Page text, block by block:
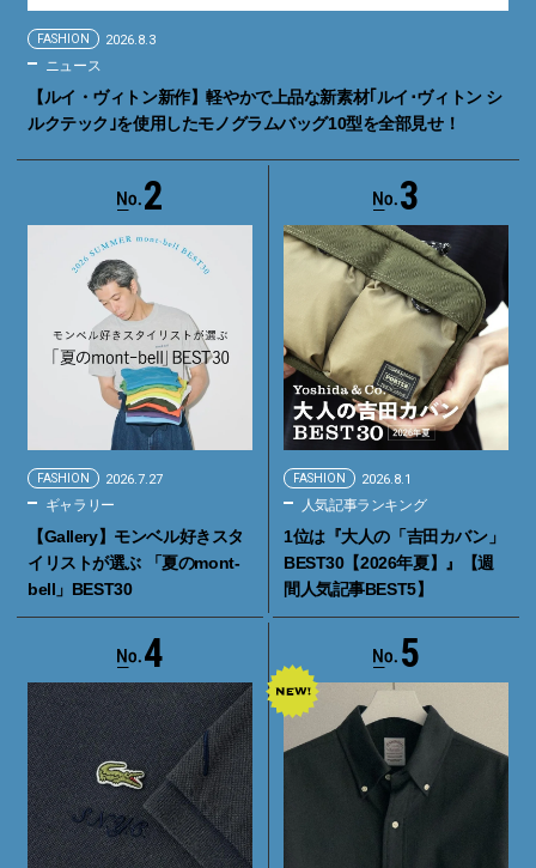
FASHION 2026.8.3
ニュース
【ルイ・ヴィトン新作】軽やかで上品な新素材｢ルイ･ヴィトン シ
ルクテック｣を使用したモノグラムバッグ10型を全部見せ！
2
FASHION 2026.7.27
ギャラリー
【Gallery】モンベル好きスタ
イリストが選ぶ 「夏のmont-
bell」BEST30
3
FASHION 2026.8.1
人気記事ランキング
1位は『大人の「吉田カバン」
BEST30【2026年夏】』【週
間人気記事BEST5】
4 5